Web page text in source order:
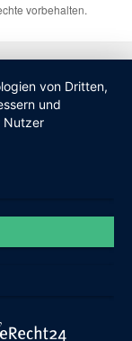
vorbehalten.
von Dritten,
und
Nutzer